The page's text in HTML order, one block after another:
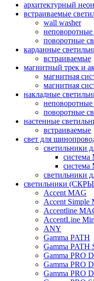
архитектурный неон
встраиваемые
wall washer
неповоротные
поворотные
карданные
встраиваемые
магнитный трек и
магнитная
магнитная
накладные
неповоротные
поворотные
настенные
встраиваемые
свет для
светильники
система
система
светильники
светильники
Accent MAG
Accent Simple
Accentline
AccentLine
ANY
Gamma PATH
Gamma PATH
Gamma PRO
Gamma PRO
Gamma PRO